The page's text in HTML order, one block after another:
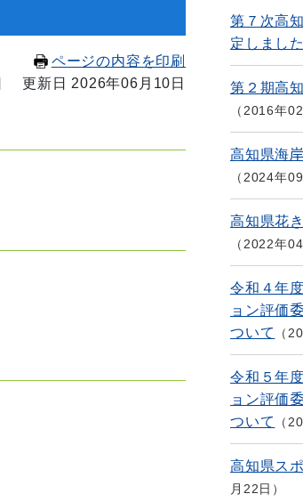
ページの内容を印刷
更新日 2026年06月10日
第７次高
定しました
第２期高
2016年
高知県海
2024年
高知県花
2022年
令和４年
ョン評価
ついて
令和５年
ョン評価
ついて
高知県ス
月22日